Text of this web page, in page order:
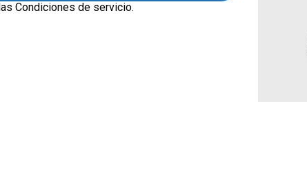
Condiciones de servicio.